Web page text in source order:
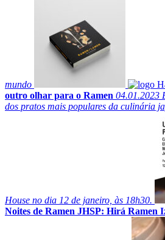
mundo
outro olhar para o Ramen 04.01.2023
dos pratos mais populares da culinária
House no dia 12 de janeiro, às 18h30.
Noites de Ramen JHSP: Hirá Ramen